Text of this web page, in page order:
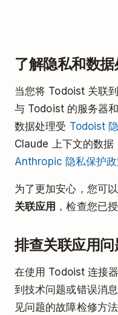
了解隐私和数
当您将 Todoist 关联
与 Todoist 的服务器
数据处理受 Todoist
Claude 上下文的数据
Anthropic 隐私保护政
为了更加安心，您可
关联应用 ，检查您已
排查关联应用问
在使用 Todoist 连接
到技术问题或错误消
见问题的故障检修方